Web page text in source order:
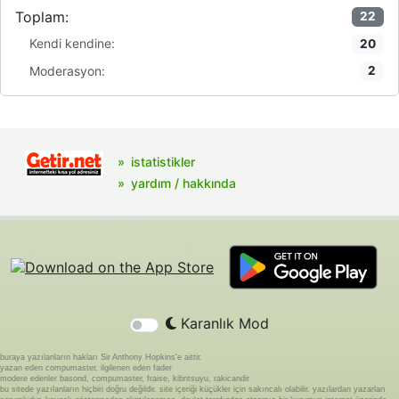
Toplam: 22
Kendi kendine: 20
Moderasyon: 2
istatistikler
yardım / hakkında
Karanlık Mod
buraya yazılanların hakları Sir Anthony Hopkins'e aittir.
yazan eden compumaster, ilgilenen eden fader
modere edenler basond, compumaster, fraise, kibritsuyu, rakicandir
bu sitede yazılanların hiçbiri doğru değildir. site içeriği küçükler için sakıncalı olabilir. yazılardan yazarları